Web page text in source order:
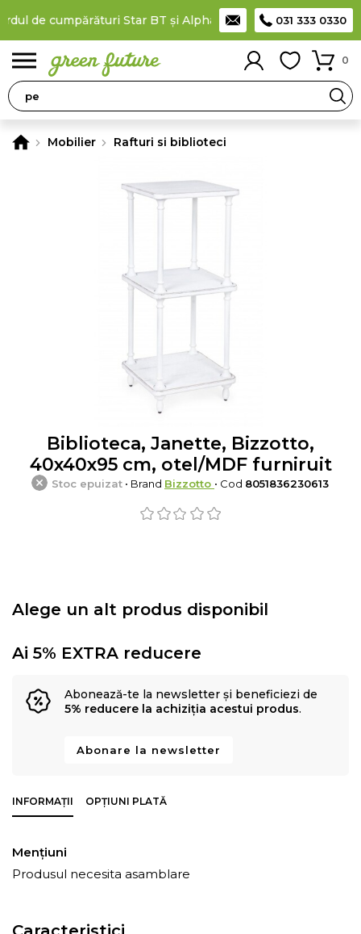
cumpărături Star BT și Alpha Bank Plătești în rate prin
031 333 0330
0
Mobilier Rafturi si biblioteci
Biblioteca, Janette, Bizzotto,
40x40x95 cm, otel/MDF furniruit
Stoc epuizat • Brand Bizzotto • Cod 8051836230613
Alege un alt produs disponibil
Ai 5% EXTRA reducere
Abonează-te la newsletter și beneficiezi de
5% reducere la achiziția acestui produs.
Abonare la newsletter
INFORMAȚII OPȚIUNI PLATĂ
Mențiuni
Produsul necesita asamblare